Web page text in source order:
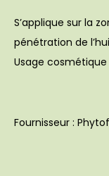
S’applique sur la
pénétration de
Usage
Fournisseur :